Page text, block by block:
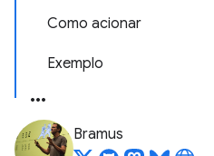
Como acionar
Exemplo
Bramus